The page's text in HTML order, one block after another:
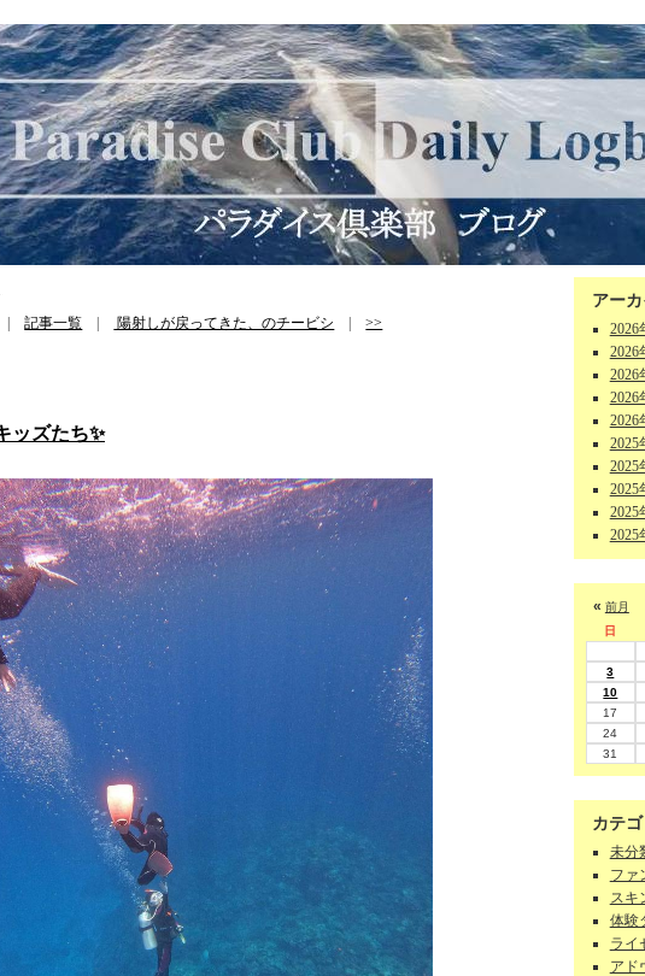
|記事一覧 陽射しが戻ってきた、のチービシ |>>
ッズたち✨
アー
2026
2026
2026
2026
2026
2025
2025
2025
2025
2025
« 前月
日
3
10
17
24
31
カテゴ
未分
ファ
スキ
体験
ライ
アド